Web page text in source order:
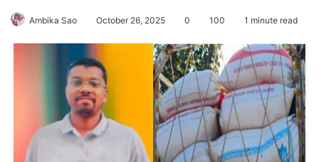
Ambika Sao October 26, 2025 0 100 1 minute read